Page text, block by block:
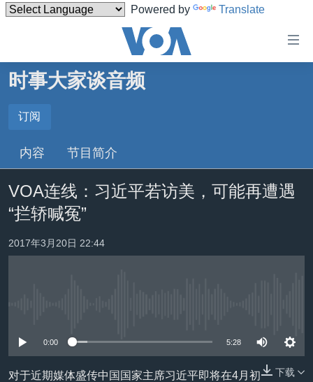
Powered by Translate
碍
到
内
转
到
检
索
主页
美国
台湾
港澳
国际
最新国际新闻
非洲
美洲
分类新闻
军事
劳工
国会报道
美中关系
VOA今日焦点
中文广播
时事大家谈音频
订阅
Spotify
内容 节目简介
VOA连线：习近平若访美，可能再遭遇
“拦轿喊冤”
2017年3月20日 22:44
0:00 5:28
下载
对于近期媒体盛传中国国家主席习近平即将在4月初